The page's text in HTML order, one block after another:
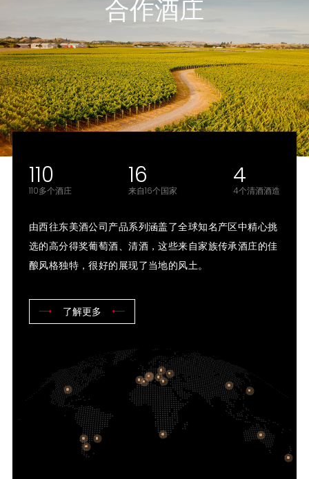
合作酒庄
110
110多个酒庄
16
来自16个国家
4
4个清酒酒造
由西往东美酒公司产品系列涵盖了全球知名产区中精心挑
选的高分得奖葡萄酒、清酒，这些来自家族传承酒庄的佳
酿风格独特，很好的展现了当地的风土。
了解更多